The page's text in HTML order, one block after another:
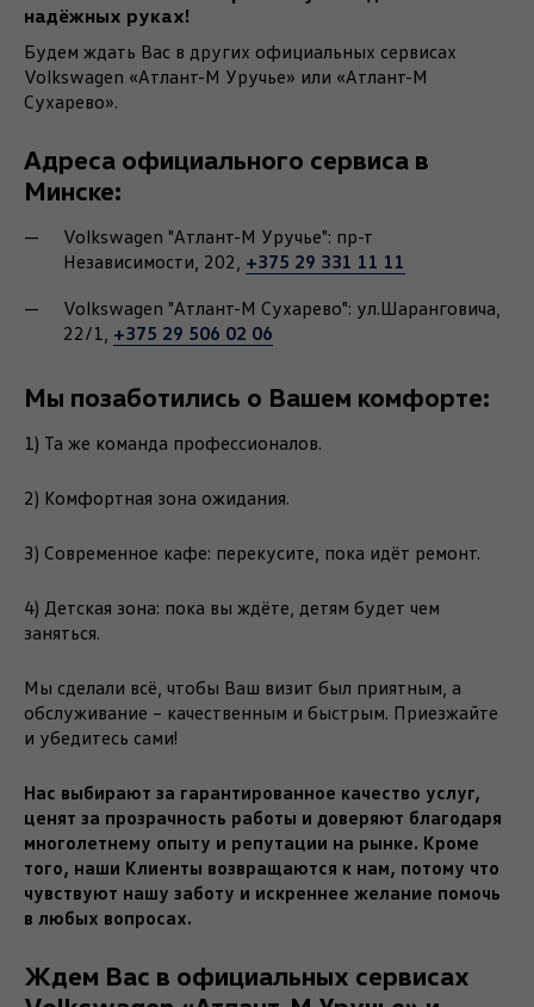
надёжных руках!
Будем ждать Вас в других официальных сервисах
Volkswagen «Атлант-М Уручье» или «Атлант-М
Сухарево».
Адреса официального сервиса в
Минске:
Volkswagen "Атлант-М Уручье": пр-т
Независимости, 202, +375 29 331 11 11
Volkswagen "Атлант-М Сухарево": ул.Шаранговича,
22/1, +375 29 506 02 06
Мы позаботились о Вашем комфорте:
1) Та же команда профессионалов.
2) Комфортная зона ожидания.
3) Современное кафе: перекусите, пока идёт ремонт.
4) Детская зона: пока вы ждёте, детям будет чем
заняться.
Мы сделали всё, чтобы Ваш визит был приятным, а
обслуживание – качественным и быстрым. Приезжайте
и убедитесь сами!
Нас выбирают за гарантированное качество услуг,
ценят за прозрачность работы и доверяют благодаря
многолетнему опыту и репутации на рынке. Кроме
того, наши Клиенты возвращаются к нам, потому что
чувствуют нашу заботу и искреннее желание помочь
в любых вопросах.
Ждем Вас в официальных сервисах